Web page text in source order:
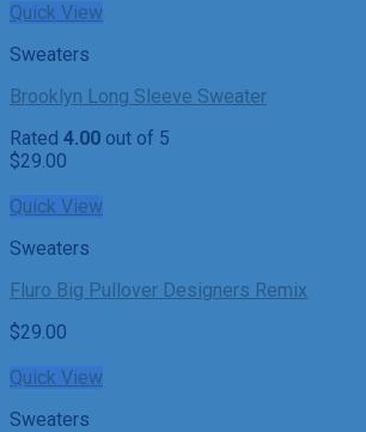
Quick View
Sweaters
Brooklyn Long Sleeve Sweater
Rated 4.00 out of 5
$29.00
Quick View
Sweaters
Fluro Big Pullover Designers Remix
$29.00
Quick View
Sweaters